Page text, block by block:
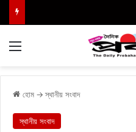
হোম → স্থানীয় সংবাদ
স্থানীয় সংবাদ